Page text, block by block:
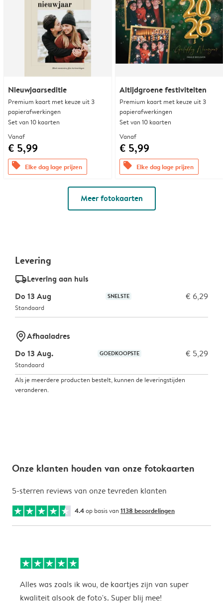
Nieuwjaarseditie
Premium kaart met keuze uit 3
papierafwerkingen
Set van 10 kaarten
Vanaf
€ 5,99
offers Elke dag lage prijzen
Altijdgroene festiviteiten
Premium kaart met keuze uit 3
papierafwerkingen
Set van 10 kaarten
Vanaf
€ 5,99
offers Elke dag lage prijzen
Meer fotokaarten
Levering
delivery_standard_v2Levering aan huis
Do 13 Aug
SNELSTE € 6,29
Standaard
marker-pinAfhaaladres
Do 13 Aug.
GOEDKOOPSTE € 5,29
Standaard
Als je meerdere producten bestelt, kunnen de leveringstijden
veranderen.
Onze klanten houden van onze fotokaarten
5-sterren reviews van onze tevreden klanten
4.4op basis van 1138 beoordelingen
Alles was zoals ik wou, de kaartjes zijn van super
kwaliteit alsook de foto's. Super blij mee!